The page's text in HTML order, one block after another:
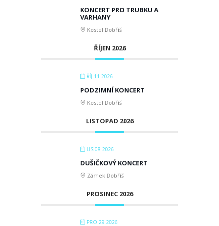
KONCERT PRO TRUBKU A
VARHANY
Kostel Dobříš
ŘÍJEN 2026
ŘÍJ 11 2026
PODZIMNÍ KONCERT
Kostel Dobříš
LISTOPAD 2026
LIS 08 2026
DUŠIČKOVÝ KONCERT
Zámek Dobříš
PROSINEC 2026
PRO 29 2026